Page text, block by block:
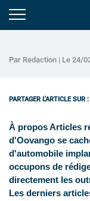
Par Redaction | Le 24/
PARTAGER L'ARTICLE SUR :
À propos Articles
d'Oovango se
d'automobile
occupons de
directement les
Les derniers